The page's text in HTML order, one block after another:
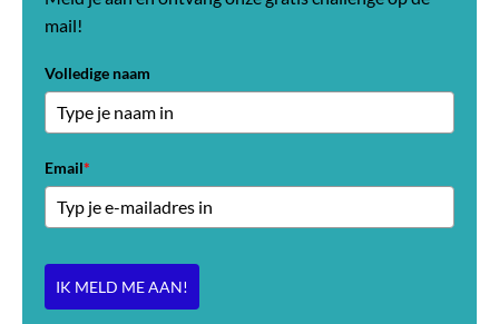
mail!
Volledige naam
Email*
IK MELD ME AAN!